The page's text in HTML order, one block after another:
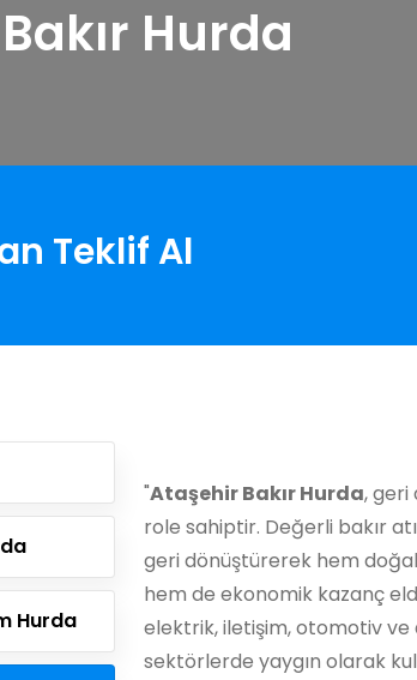
Hurda
Teklif Al
Hurda
"Ataşehir Bakır Hurda, geri
role sahiptir. Değerli bakır
geri dönüştürerek hem
hem de ekonomik kazanç
elektrik, iletişim, otomotiv
sektörlerde yaygın olarak